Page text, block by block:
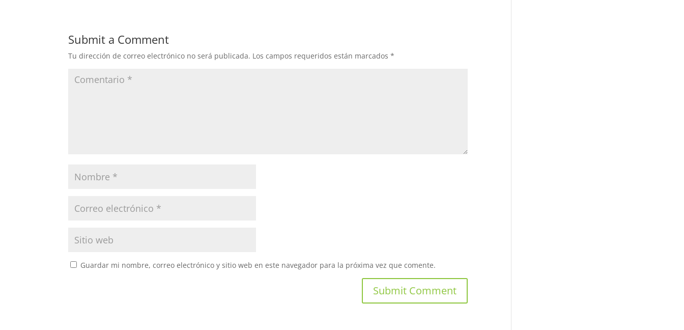
Submit a Comment
Tu dirección de correo electrónico no será publicada. Los campos requeridos están marcados*
Guardar mi nombre, correo electrónico y sitio web en este navegador para la próxima vez que comente.